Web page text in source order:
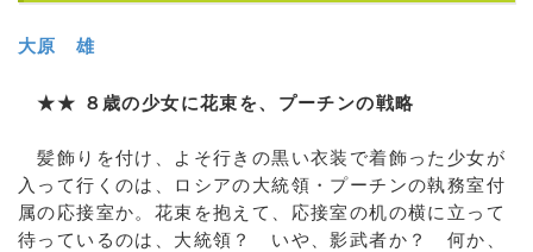
大原 雄
★★ ８歳の少女に花束を、プーチンの戦略
髪飾りを付け、よそ行きの黒い衣装で着飾った少女が
入って行くのは、ロシアの大統領・プーチンの執務室付
属の応接室か。花束を抱えて、応接室の机の横に立って
待っているのは、大統領？ いや、影武者か？ 何か、